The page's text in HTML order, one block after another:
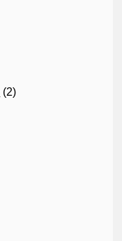
(2)